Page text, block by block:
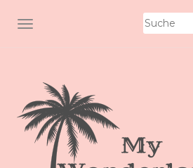
SCHALTE NAVIGATION